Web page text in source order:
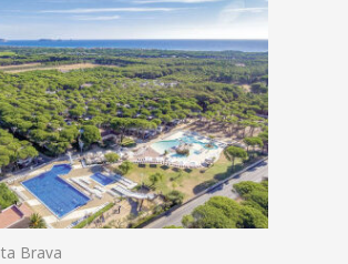
Brava